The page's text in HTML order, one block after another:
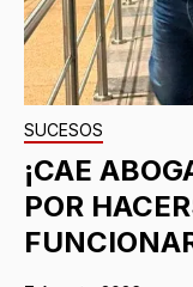
SUCESOS
¡CAE
POR